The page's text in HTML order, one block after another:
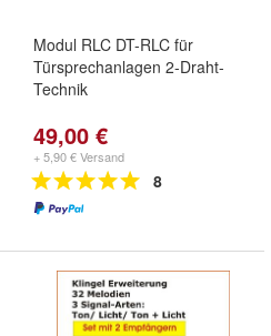
Modul RLC DT-RLC für
Türsprechanlagen 2-Draht-
Technik
49,00 €
+ 5,90 € Versand
8